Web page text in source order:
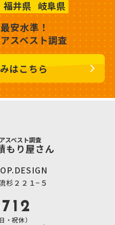
福井県 岐阜県
安水準！
スベスト調査
はこちら
スベスト調査
もり屋さん
杉２２１−５
・祝休）